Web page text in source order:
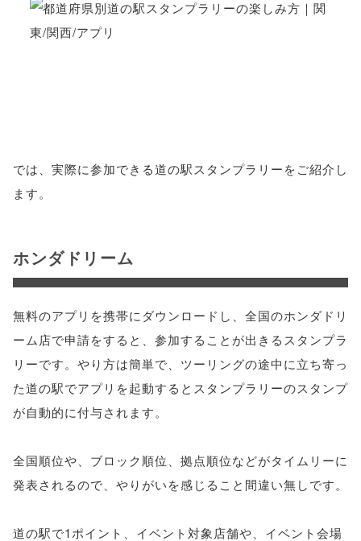
では、実際に参加できる道の駅スタンプラリーをご紹介し
ます。
ホンダドリーム
無料のアプリを携帯にダウンロードし、全国のホンダドリ
ーム店で申請をすると、参加することが出きるスタンプラ
リーです。やり方は簡単で、ツーリングの途中に立ち寄っ
た道の駅でアプリを起動するとスタンプラリーのスタンプ
が自動的に付与されます。
全国順位や、ブロック順位、拠点順位などがタイムリーに
発表されるので、やりがいを感じること間違い無しです。
道の駅で1ポイント、イベント対象店舗や、イベント会場